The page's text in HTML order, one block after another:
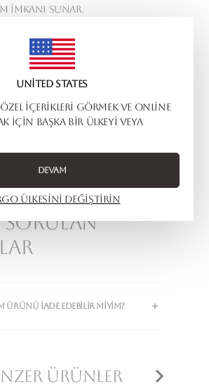
United States
içerikleri görmek ve online
için başka bir ülkeyi veya
Devam
ülkesini değiştirin
imkanı sunar.
1
Sorulan
ÜRÜNÜ IADE EDEBILIR MIYIM?
Ürünler